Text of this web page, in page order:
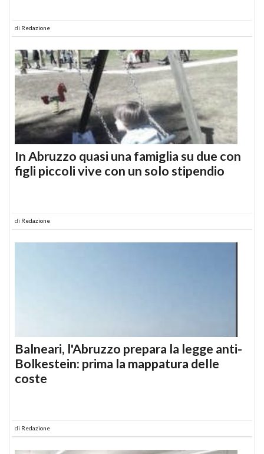
di Redazione
In Abruzzo quasi una famiglia su due con
figli piccoli vive con un solo stipendio
di Redazione
Balneari, l'Abruzzo prepara la legge anti-
Bolkestein: prima la mappatura delle
coste
di Redazione